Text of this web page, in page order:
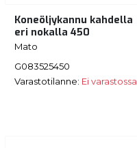
Koneöljykannu kahdella
eri nokalla 450
Mato
G083525450
Varastotilanne: Ei varastossa